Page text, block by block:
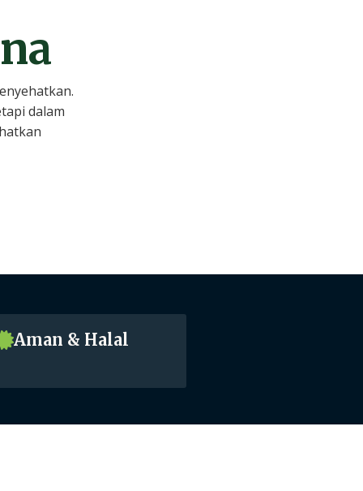
dalam
Aman & Halal